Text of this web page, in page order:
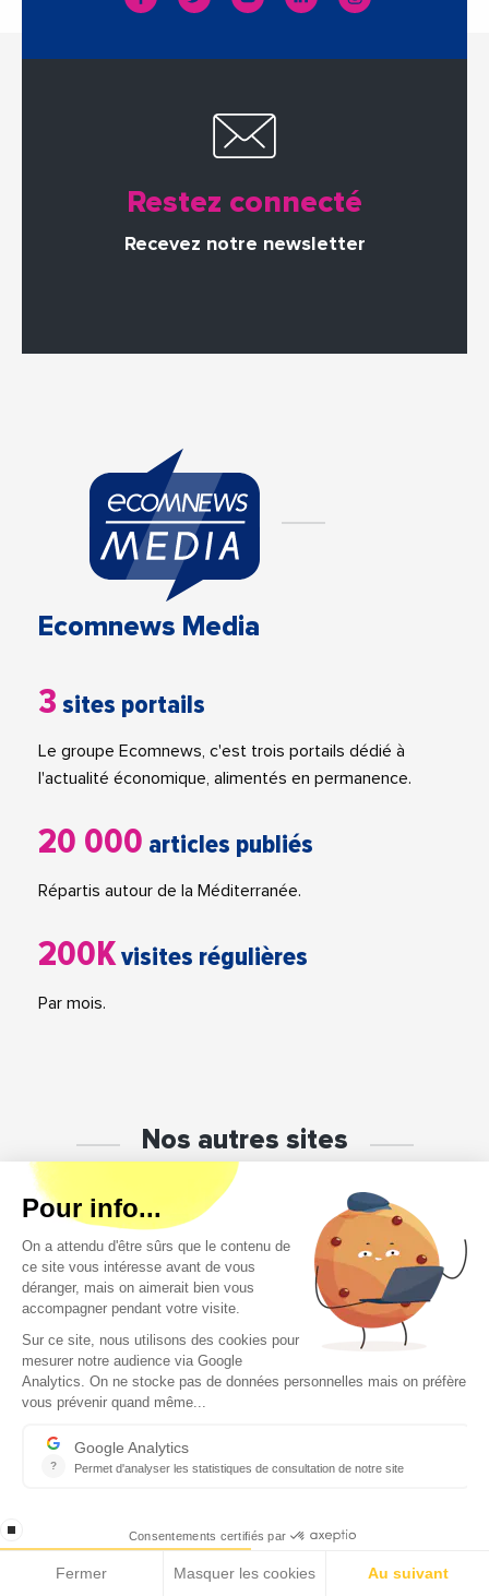
Restez connecté
Recevez notre newsletter
Ecomnews Media
3 sites portails
Le groupe Ecomnews, c'est trois portails dédié à
l'actualité économique, alimentés en permanence.
20 000 articles publiés
Répartis autour de la Méditerranée.
200Kvisites régulières
Par mois.
Nos autres sites
ECOMNEWS MEDIA
Toute l'information économique des pays
de la Méditerrannée en temps réel
Nos audiences sur les réseaux sociaux
Toute l’information économique des pays